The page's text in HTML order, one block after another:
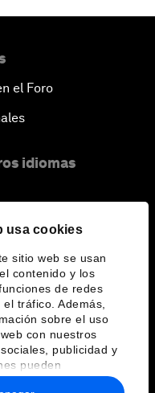
usa cookies
sitio web se usan
contenido y los
de redes
tráfico. Además,
sobre el uso
con nuestros
publicidad y
pueden
información que les
el Foro
idiomas